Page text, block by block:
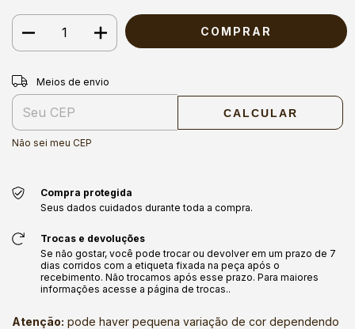
Entregas para o CEP:
Meios de envio
CALCULAR
Não sei meu CEP
Compra protegida
Seus dados cuidados durante toda a compra.
Trocas e devoluções
Se não gostar, você pode trocar ou devolver em um prazo de 7
dias corridos com a etiqueta fixada na peça após o
recebimento. Não trocamos após esse prazo. Para maiores
informações acesse a página de trocas..
Atenção: pode haver pequena variação de cor dependendo